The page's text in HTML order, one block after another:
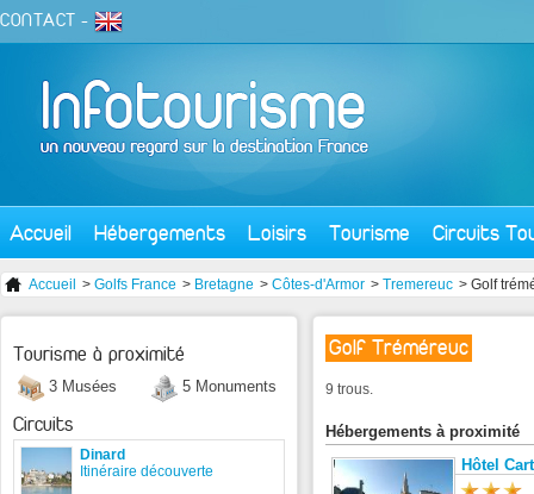
CONTACT -
Accueil Hébergements Loisirs Tourisme Circuits
Accueil > Golfs France > Bretagne > Côtes-d'Armor > Tremereuc > Golf
Golf Tréméreuc
9 trous.
Hébergements à proximité
Hôtel
Tourisme à proximité
3 Musées 5 Monuments
Circuits
Dinard
Itinéraire découverte